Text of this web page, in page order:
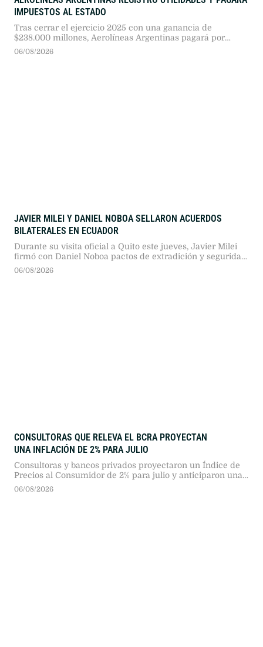
IMPUESTOS AL ESTADO
Tras cerrar el ejercicio 2025 con una ganancia de
$238.000 millones, Aerolíneas Argentinas pagará por
primera vez el impuesto a las ganancias al Estado,
06/08/2026
JAVIER MILEI Y DANIEL NOBOA SELLARON ACUERDOS
BILATERALES EN ECUADOR
Durante su visita oficial a Quito este jueves, Javier Milei
firmó con Daniel Noboa pactos de extradición y seguridad,
al tiempo que Argentina declaró organización terrorista al
06/08/2026
CONSULTORAS QUE RELEVA EL BCRA PROYECTAN
UNA INFLACIÓN DE 2% PARA JULIO
Consultoras y bancos privados proyectaron un Índice de
Precios al Consumidor de 2% para julio y anticiparon una
baja sostenida a partir de agosto, con un dólar estimado
06/08/2026